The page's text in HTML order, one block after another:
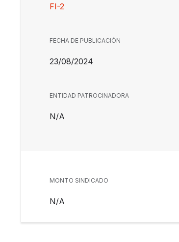
FI-2
FECHA DE PUBLICACIÓN
23/08/2024
ENTIDAD PATROCINADORA
N/A
MONTO SINDICADO
N/A